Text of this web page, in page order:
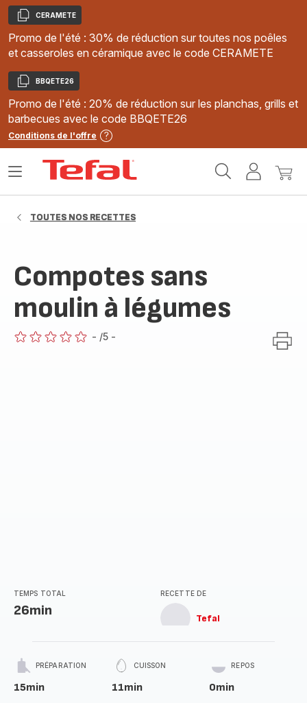
Copier
CERAMETE
Promo de l'été : 30% de réduction sur toutes nos poêles
et casseroles en céramique avec le code CERAMETE
Copier
BBQETE26
Promo de l'été : 20% de réduction sur les planchas, grills et
barbecues avec le code BBQETE26
Conditions de l'offre
MonMon
Ouvrir
TOUTES NOS RECETTES
Compotes sans
moulin à légumes
- /5 -
TEMPS TOTAL
26min
RECETTE DE
Tefal
PRÉPARATION
15min
CUISSON
11min
REPOS
0min